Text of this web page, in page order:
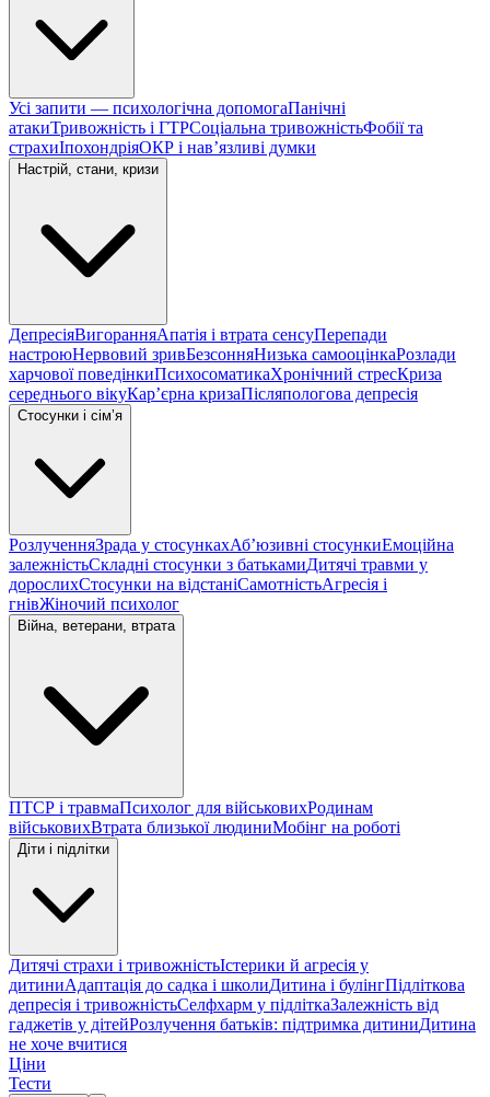
Усі запити — психологічна допомогаПанічні
атакиТривожність і ГТРСоціальна тривожністьФобії та
страхиІпохондріяОКР і навʼязливі думки
Настрій, стани, кризи
ДепресіяВигоранняАпатія і втрата сенсуПерепади
настроюНервовий зривБезсонняНизька самооцінкаРозлади
харчової поведінкиПсихосоматикаХронічний стресКриза
середнього вікуКарʼєрна кризаПісляпологова депресія
Стосунки і сімʼя
РозлученняЗрада у стосункахАбʼюзивні стосункиЕмоційна
залежністьСкладні стосунки з батькамиДитячі травми у
дорослихСтосунки на відстаніСамотністьАгресія і
гнівЖіночий психолог
Війна, ветерани, втрата
ПТСР і травмаПсихолог для військовихРодинам
військовихВтрата близької людиниМобінг на роботі
Діти і підлітки
Дитячі страхи і тривожністьІстерики й агресія у
дитиниАдаптація до садка і школиДитина і булінгПідліткова
депресія і тривожністьСелфхарм у підліткаЗалежність від
гаджетів у дітейРозлучення батьків: підтримка дитиниДитина
не хоче вчитися
Ціни
Тести